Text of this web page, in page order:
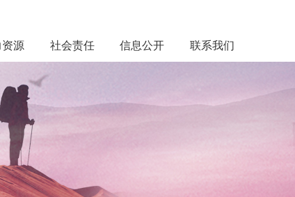
资源 社会责任 信息公开 联系我们